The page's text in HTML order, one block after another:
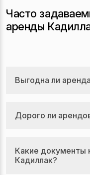
Часто
аренды
Выгодна ли
своей недвижимости
простой и удобный
машине. Поездка
Дорого ли
большинство
аренда дешевого
Какие документы
Кадиллак?